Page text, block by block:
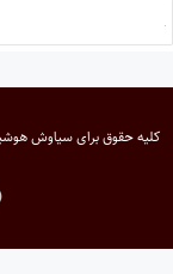
کلیه حقوق برایسیاوش